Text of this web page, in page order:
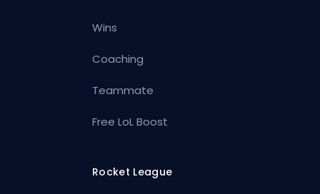
Wins
Coaching
Teammate
Free LoL Boost
Rocket League